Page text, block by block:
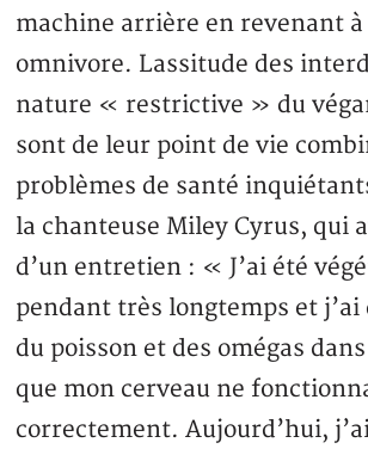
machine arrière en revenant
omnivore. Lassitude des
nature « restrictive » du
sont de leur point de vie
problèmes de santé
la chanteuse Miley Cyrus, qui
d’un entretien : « J’ai été
pendant très longtemps et
du poisson et des omégas
que mon cerveau ne
correctement. Aujourd’hui,